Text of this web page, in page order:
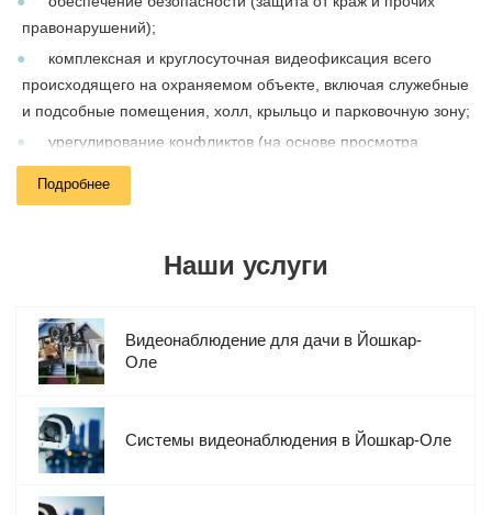
правонарушений);
комплексная и круглосуточная видеофиксация всего
происходящего на охраняемом объекте, включая служебные
и подсобные помещения, холл, крыльцо и парковочную зону;
урегулирование конфликтов (на основе просмотра
видеоархива);
контроль трудовой дисциплина на рабочих объектах;
интеграция с другими охранными системами
(сигнализация, СКУД и т.д.).
Компания Мелдана занимается поставками оборудования для
видеонаблюдения, а также установкой и настройкой
готовых
видеокомплектов. Мы сотрудничаем с физическими и
юридическими лицами и принимаем заказы из всех регионов
Подробнее
Наши услуги
Видеонаблюдение для дачи в Йошкар-
Оле
Системы видеонаблюдения в Йошкар-Оле